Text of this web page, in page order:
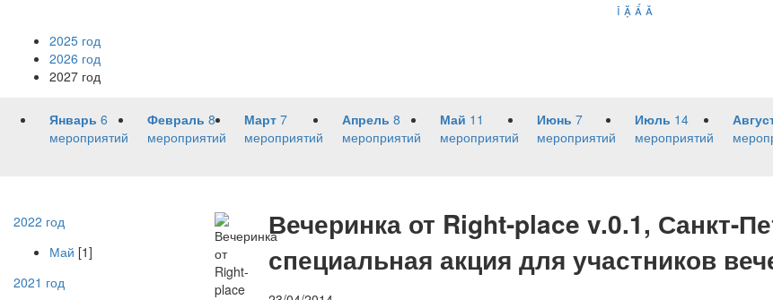
   
2025 год
2026 год
2027 год
Январь 6
мероприятий
Февраль 8
мероприятий
Март 7
мероприятий
Апрель 8
мероприятий
Май 11
мероприятий
Июнь 7
мероприятий
Июль 14
мероприятий
2022 год
Май [1]
2021 год
Вечеринка от Right-place v.0.1, Санкт-
специальная акция для участников